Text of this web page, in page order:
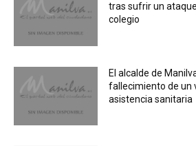
tras sufrir un
colegio
El alcalde de
fallecimiento de un
asistencia sanitaria